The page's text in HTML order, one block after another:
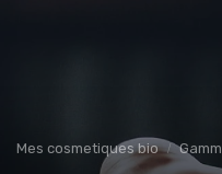
Mes cosmetiques bio